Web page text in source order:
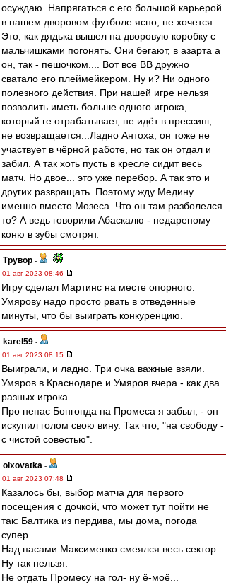
осуждаю. Напрягаться с его большой карьерой
в нашем дворовом футболе ясно, не хочется.
Это, как дядька вышел на дворовую коробку с
мальчишками погонять. Они бегают, в азарта а
он, так - пешочком.... Вот все ВВ дружно
сватало его плеймейкером. Ну и? Ни одного
полезного действия. При нашей игре нельзя
позволить иметь больше одного игрока,
который ге отрабатывает, не идёт в прессинг,
не возвращается...Ладно Антоха, он тоже не
участвует в чёрной работе, но так он отдал и
забил. А так хоть пусть в кресле сидит весь
матч. Но двое... это уже перебор. А так это и
других развращать. Поэтому жду Медину
именно вместо Мозеса. Что он там разболелся
то? А ведь говорили Абаскалю - недареному
коню в зубы смотрят.
Трувор -
01 авг 2023 08:46
Игру сделал Мартинс на месте опорного.
Умярову надо просто рвать в отведенные
минуты, что бы выиграть конкуренцию.
karel59 -
01 авг 2023 08:15
Выиграли, и ладно. Три очка важные взяли.
Умяров в Краснодаре и Умяров вчера - как два
разных игрока.
Про непас Бонгонда на Промеса я забыл, - он
искупил голом свою вину. Так что, "на свободу -
с чистой совестью".
olxovatka -
01 авг 2023 07:48
Казалось бы, выбор матча для первого
посещения с дочкой, что может тут пойти не
так: Балтика из пердива, мы дома, погода
супер.
Над пасами Максименко смеялся весь сектор.
Ну так нельзя.
Не отдать Промесу на гол- ну ё-моё...